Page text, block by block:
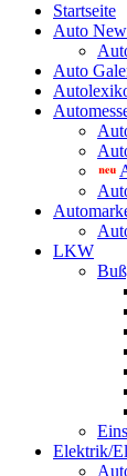
Startseite
Auto
Auto
LKW
Elektrik/